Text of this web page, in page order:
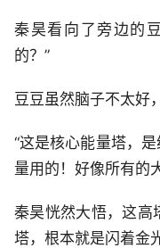
秦昊看向了旁边的
的？”
豆豆虽然脑子不太好
“这是核心能量塔，
量用的！好像所有的
秦昊恍然大悟，这高
塔，根本就是闪着金